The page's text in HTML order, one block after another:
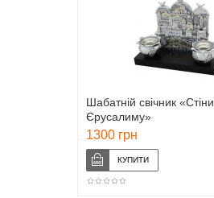
Шабатній свічник «Стіни
Єрусалиму»
1300 грн